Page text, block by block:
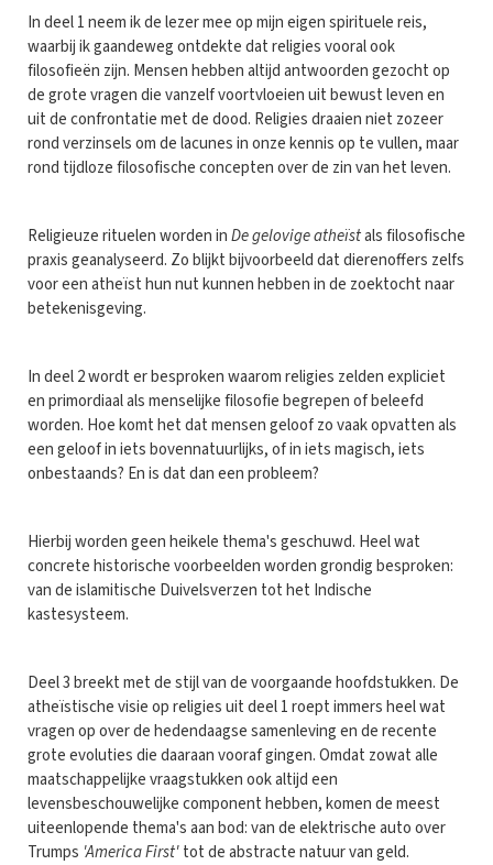
In deel 1 neem ik de lezer mee op mijn eigen spirituele reis,
waarbij ik gaandeweg ontdekte dat religies vooral ook
filosofieën zijn. Mensen hebben altijd antwoorden gezocht op
de grote vragen die vanzelf voortvloeien uit bewust leven en
uit de confrontatie met de dood. Religies draaien niet zozeer
rond verzinsels om de lacunes in onze kennis op te vullen, maar
rond tijdloze filosofische concepten over de zin van het leven.
Religieuze rituelen worden inDe gelovige atheïstals filosofische
praxis geanalyseerd. Zo blijkt bijvoorbeeld dat dierenoffers zelfs
voor een atheïst hun nut kunnen hebben in de zoektocht naar
betekenisgeving.
In deel 2 wordt er besproken waarom religies zelden expliciet
en primordiaal als menselijke filosofie begrepen of beleefd
worden. Hoe komt het dat mensen geloof zo vaak opvatten als
een geloof in iets bovennatuurlijks, of in iets magisch, iets
onbestaands? En is dat dan een probleem?
Hierbij worden geen heikele thema's geschuwd. Heel wat
concrete historische voorbeelden worden grondig besproken:
van de islamitische Duivelsverzen tot het Indische
kastesysteem.
Deel 3 breekt met de stijl van de voorgaande hoofdstukken. De
atheïstische visie op religies uit deel 1 roept immers heel wat
vragen op over de hedendaagse samenleving en de recente
grote evoluties die daaraan vooraf gingen. Omdat zowat alle
maatschappelijke vraagstukken ook altijd een
levensbeschouwelijke component hebben, komen de meest
uiteenlopende thema's aan bod: van de elektrische auto over
Trumps 'America First'tot de abstracte natuur van geld.